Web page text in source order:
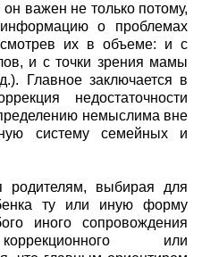
он важен не только потому,
о проблемах
их в объеме: и с
и с точки зрения мамы
Главное заключается в
недостаточности
немыслима вне
систему семейных и
родителям, выбирая для
ту или иную форму
иного сопровождения
или